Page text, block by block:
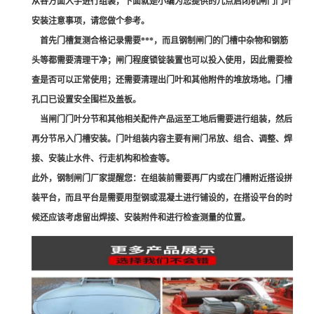
安装注意事项，请您做个参考。
首先门槽复测合格记录需要***，而且钢制闸门的门槽中杂物和钢筋
头等都需要清理干净；闸门程度锁锭装置也可以投入使用，因此需要检
查是否可以正常使用；还需要清理出门叶和其他附件的堆放场地。门槽
孔口已设置安全围栏及盖板。
当闸门门叶分节和其他相关配件产品运至工地后需要进行组装，然后
再分节吊入门槽安装。门叶组装内容主要有闸门吊放、组合、调整、焊
接、安装止水件、行走机构和检查等。
此外，钢制闸门厂家提醒您：在组装前需要再厂内或在门槽附近搭设拼
装平台，而且平台是需要用型钢或混凝土进行铺设的，在搭设平台的时
候还应该考虑留出焊接、安装附件和进行检查测量的位置。